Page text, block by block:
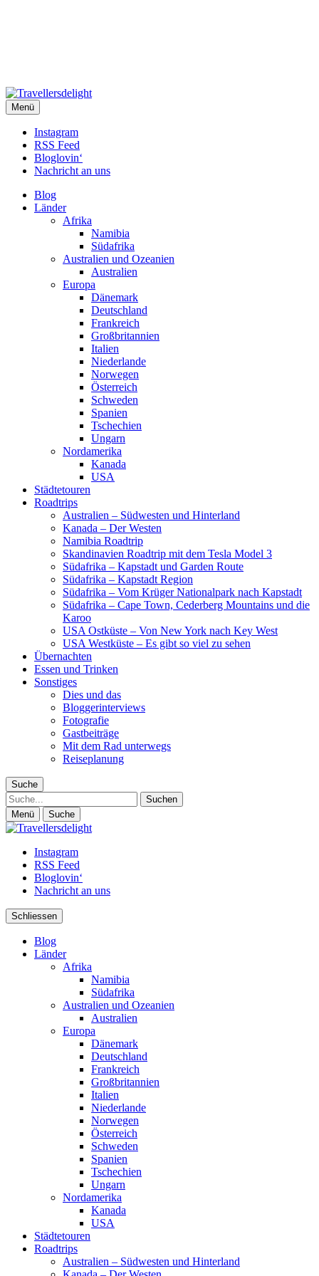
Travellersdelight
TRAVEL – LIVESTYLE – PHOTOGRAPHY
Menü
Instagram
RSS Feed
Bloglovin‘
Nachricht an uns
Blog
Länder
Afrika
Namibia
Südafrika
Australien und Ozeanien
Australien
Europa
Dänemark
Deutschland
Frankreich
Großbritannien
Italien
Niederlande
Norwegen
Österreich
Schweden
Spanien
Tschechien
Ungarn
Nordamerika
Kanada
USA
Städtetouren
Roadtrips
Australien – Südwesten und Hinterland
Kanada – Der Westen
Namibia Roadtrip
Skandinavien Roadtrip mit dem Tesla Model 3
Südafrika – Kapstadt und Garden Route
Südafrika – Kapstadt Region
Südafrika – Vom Krüger Nationalpark nach Kapstadt
Südafrika – Cape Town, Cederberg Mountains und die
Karoo
USA Ostküste – Von New York nach Key West
USA Westküste – Es gibt so viel zu sehen
Übernachten
Essen und Trinken
Sonstiges
Dies und das
Bloggerinterviews
Fotografie
Gastbeiträge
Mit dem Rad unterwegs
Reiseplanung
Suche
Suche
Menü Suche
Instagram
RSS Feed
Bloglovin‘
Nachricht an uns
Schliessen
Blog
Länder
Afrika
Namibia
Südafrika
Australien und Ozeanien
Australien
Europa
Dänemark
Deutschland
Frankreich
Großbritannien
Italien
Niederlande
Norwegen
Österreich
Schweden
Spanien
Tschechien
Ungarn
Nordamerika
Kanada
USA
Städtetouren
Roadtrips
Australien – Südwesten und Hinterland